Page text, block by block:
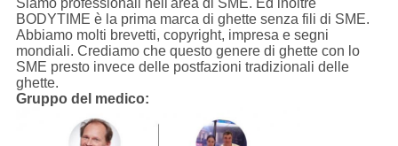
BODYTIME è la prima marca di ghette senza fili di SME.
Abbiamo molti brevetti, copyright, impresa e segni
mondiali. Crediamo che questo genere di ghette con lo
SME presto invece delle postfazioni tradizionali delle
ghette.
Gruppo del medico: